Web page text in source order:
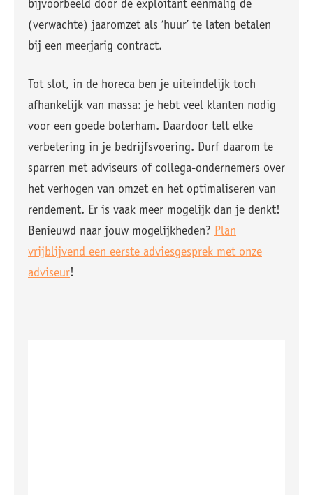
bijvoorbeeld door de exploitant eenmalig de
(verwachte) jaaromzet als ‘huur’ te laten betalen
bij een meerjarig contract.
Tot slot, in de horeca ben je uiteindelijk toch
afhankelijk van massa: je hebt veel klanten nodig
voor een goede boterham. Daardoor telt elke
verbetering in je bedrijfsvoering. Durf daarom te
sparren met adviseurs of collega-ondernemers over
het verhogen van omzet en het optimaliseren van
rendement. Er is vaak meer mogelijk dan je denkt!
Benieuwd naar jouw mogelijkheden? Plan
vrijblijvend een eerste adviesgesprek met onze
adviseur!